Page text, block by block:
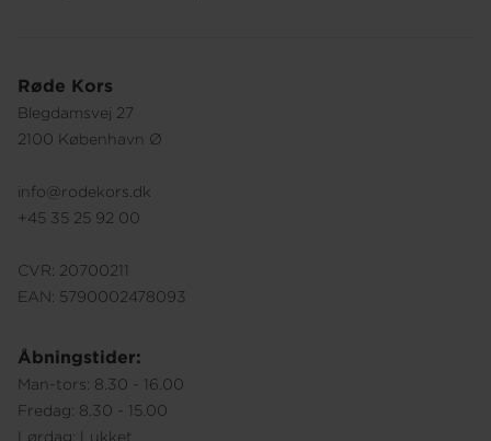
Røde Kors
Blegdamsvej 27
2100 København Ø
info@rodekors.dk
+45 35 25 92 00
CVR: 20700211
EAN: 5790002478093
Åbningstider:
Man-tors: 8.30 - 16.00
Fredag: 8.30 - 15.00
Lørdag: Lukket